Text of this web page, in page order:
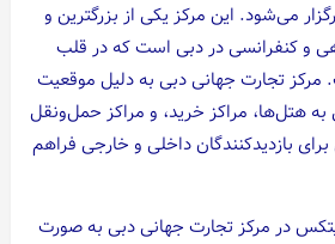
می‌شود. این مرکز یکی از بزرگترین و
و کنفرانسی در دبی است که در قلب
تجارت جهانی دبی به دلیل موقعیت
به هتل‌ها، مراکز خرید، و مراکز حمل‌ونقل
بازدیدکنندگان داخلی و خارجی فراهم
در مرکز تجارت جهانی دبی به صورت